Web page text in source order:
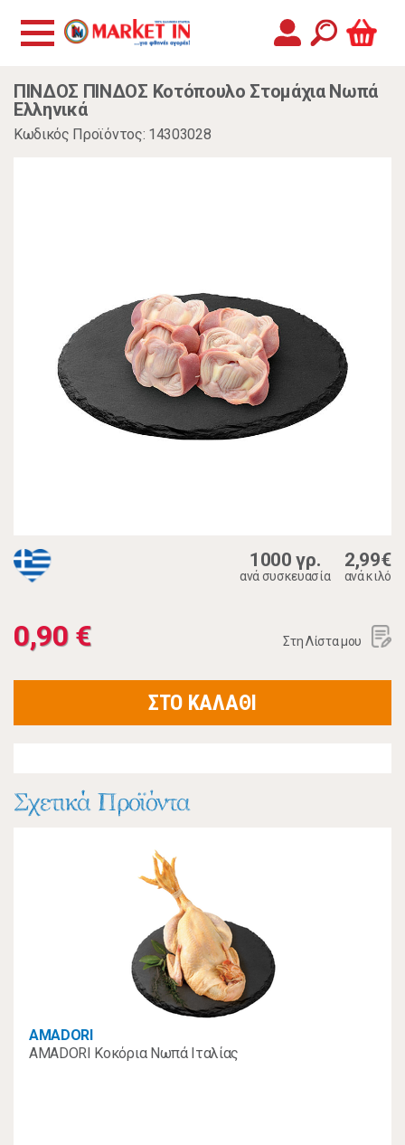
ΠΙΝΔΟΣ ΠΙΝΔΟΣ Κοτόπουλο Στομάχια Νωπά
Ελληνικά
Κωδικός Προϊόντος: 14303028
1000 γρ.
ανά συσκευασία
2,99€
ανά κιλό
0,90 € Στη Λίστα μου
ΣΤΟ ΚΑΛΑΘΙ
Σχετικά Προϊόντα
AMADORI
AMADORI Κοκόρια Νωπά Ιταλίας